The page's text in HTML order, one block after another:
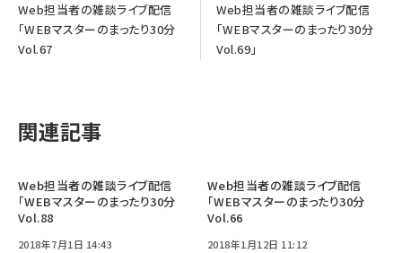
Web担当者の雑談ライブ配信
「WEBマスターのまったり30分
Vol.67
Web担当者の雑談ライブ配信
「WEBマスターのまったり30分
Vol.69」
関連記事
Web担当者の雑談ライブ配信
「WEBマスターのまったり30分
Vol.88
2018年7月1日 14:43
Web担当者の雑談ライブ配信
「WEBマスターのまったり30分
Vol.66
2018年1月12日 11:12